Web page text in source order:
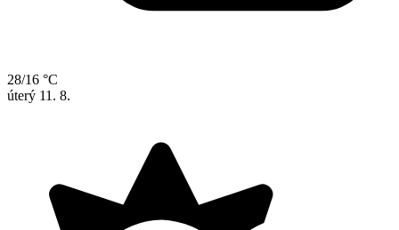
28/16 °C
úterý 11. 8.